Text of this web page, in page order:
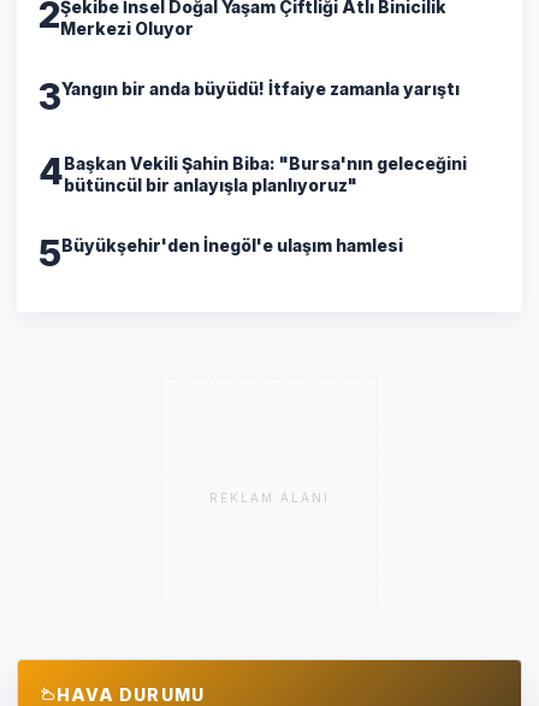
2Şekibe İnsel Doğal Yaşam Çiftliği Atlı Binicilik
Merkezi Oluyor
3Yangın bir anda büyüdü! İtfaiye zamanla yarıştı
4Başkan Vekili Şahin Biba: "Bursa'nın geleceğini
bütüncül bir anlayışla planlıyoruz"
5Büyükşehir'den İnegöl'e ulaşım hamlesi
REKLAM ALANI
HAVA DURUMU